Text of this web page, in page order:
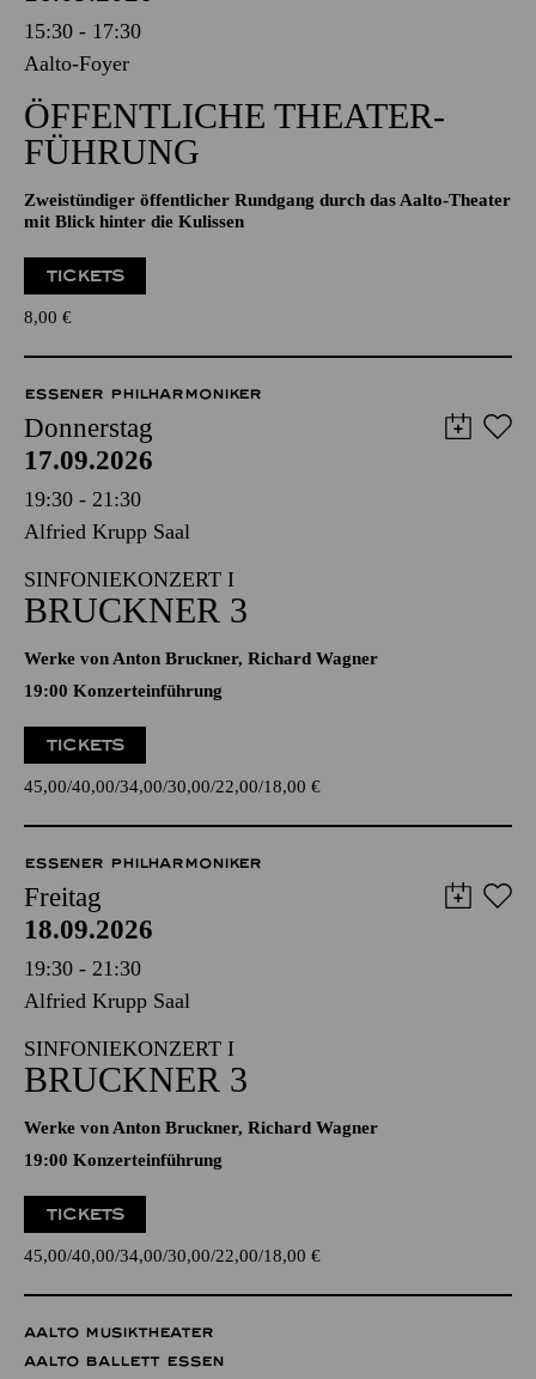
15:30 - 17:30
Aalto-Foyer
ÖFFENTLICHE THEATER­
FÜHRUNG
Zweistündiger öffentlicher Rundgang durch das Aalto-Theater
mit Blick hinter die Kulissen
TICKETS
8,00 €
ESSENER PHILHARMONIKER
Donnerstag
17.09.2026
19:30 - 21:30
Alfried Krupp Saal
SINFONIEKONZERT I
BRUCKNER 3
Werke von Anton Bruckner, Richard Wagner
19:00 Konzerteinführung
TICKETS
45,00 40,00 34,00 30,00 22,00 18,00 €
ESSENER PHILHARMONIKER
Freitag
18.09.2026
19:30 - 21:30
Alfried Krupp Saal
SINFONIEKONZERT I
BRUCKNER 3
Werke von Anton Bruckner, Richard Wagner
19:00 Konzerteinführung
TICKETS
45,00 40,00 34,00 30,00 22,00 18,00 €
AALTO MUSIKTHEATER
AALTO BALLETT ESSEN